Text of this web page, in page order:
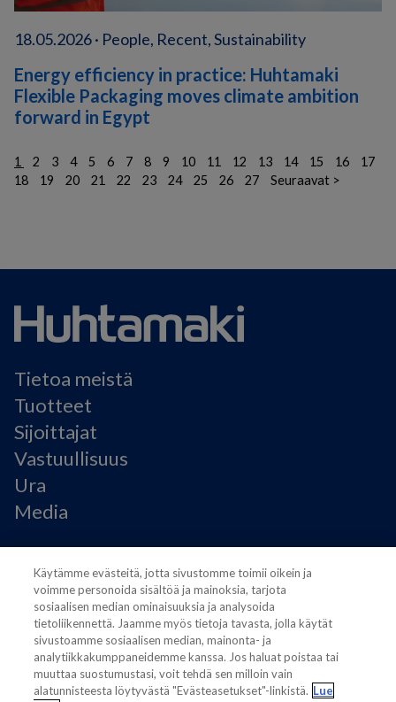
18.05.2026 · People, Recent, Sustainability
Energy efficiency in practice: Huhtamaki
Flexible Packaging moves climate ambition
forward in Egypt
1 2 3 4 5 6 7 8 9 10 11 12 13 14 15 16
17
18
19 20 21 22 23 24 25 26 27 Seuraavat >
Tietoa meistä
Tuotteet
Sijoittajat
Vastuullisuus
Ura
Media
Käyttöehdot
Modern Slavery Statement
Tietosuojaseloste
Käyttöehdot
Evästeasetukset
Käytämme evästeitä, jotta sivustomme toimii oikein ja
voimme personoida sisältöä ja mainoksia, tarjota
sosiaalisen median ominaisuuksia ja analysoida
tietoliikennettä. Jaamme myös tietoja tavasta, jolla käytät
sivustoamme sosiaalisen median, mainonta- ja
analytiikkakumppaneidemme kanssa. Jos haluat poistaa tai
muuttaa suostumustasi, voit tehdä sen milloin vain
alatunnisteesta löytyvästä "Evästeasetukset"-linkistä. Lue